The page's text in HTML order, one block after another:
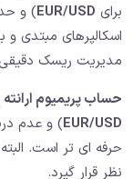
برای EUR/USD) و
اسکالپرهای مبتدی و
مدیریت ریسک
حساب پریمیوم ارانته
EUR/USD) و عدم
حرفه ای تر است.
نظر قرار گیرد.